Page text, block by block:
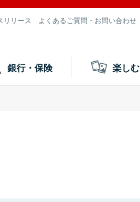
リリース よくあるご質問・お問い合わせ
銀行・保険 楽しむ